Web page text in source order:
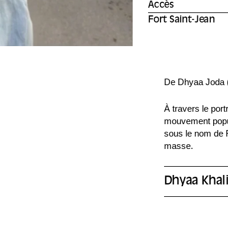
Accès
Fort Saint-Jean
De Dhyaa Joda
À travers le
mouvement
sous le nom de
masse.
Dhyaa